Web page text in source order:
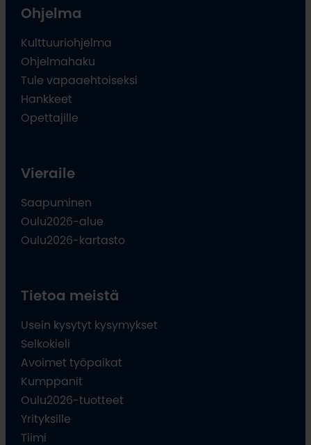
Ohjelma
Kulttuuriohjelma
Ohjelmahaku
Tule vapaaehtoiseksi
Hankkeet
Opettajille
Vieraile
Saapuminen
Oulu2026-alue
Oulu2026-kartasto
Tietoa meistä
Usein kysytyt kysymykset
Selkokieli
Avoimet työpaikat
Kumppanit
Oulu2026-tuotteet
Yrityksille
Tiimi